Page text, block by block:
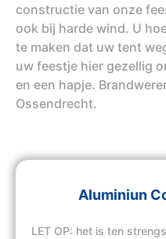
constructie van onze
ook bij harde wind. U
te maken dat uw tent
uw feestje hier gezellig
en een hapje.
Ossendrecht.
Aluminiun
LET OP: het is ten